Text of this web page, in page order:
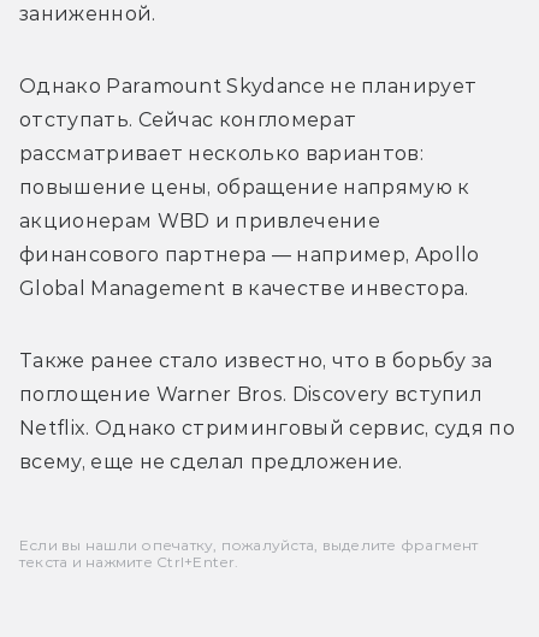
заниженной.
Однако Paramount Skydance не планирует
отступать. Сейчас конгломерат
рассматривает несколько вариантов:
повышение цены, обращение напрямую к
акционерам WBD и привлечение
финансового партнера — например, Apollo
Global Management в качестве инвестора.
Также ранее стало известно, что в борьбу за
поглощение Warner Bros. Discovery вступил
Netflix. Однако стриминговый сервис, судя по
всему, еще не сделал предложение.
Если вы нашли опечатку, пожалуйста, выделите фрагмент
текста и нажмите Ctrl+Enter.